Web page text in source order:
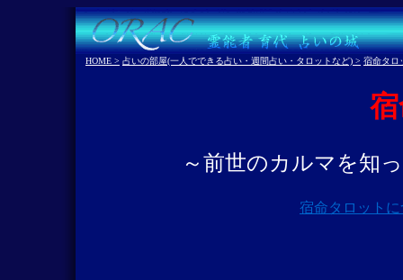
HOME > 占いの部屋(一人でできる占い・週間占い・タロットなど) > 宿命タロ
～前世のカルマを知
宿命タロット